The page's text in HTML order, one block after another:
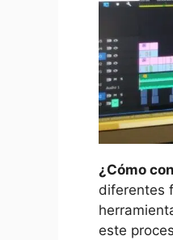
¿Cómo
diferentes
este